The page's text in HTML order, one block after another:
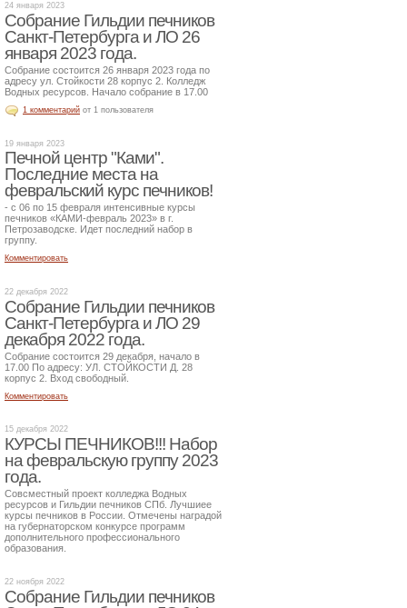
24 января 2023
Собрание Гильдии печников
Санкт-Петербурга и ЛО 26
января 2023 года.
Собрание состоится 26 января 2023 года по
адресу ул. Стойкости 28 корпус 2. Колледж
Водных ресурсов. Начало собрание в 17.00
1 комментарий от 1 пользователя
19 января 2023
Печной центр "Ками".
Последние места на
февральский курс печников!
- с 06 по 15 февраля интенсивные курсы
печников «КАМИ-февраль 2023» в г.
Петрозаводске. Идет последний набор в
группу.
Комментировать
22 декабря 2022
Собрание Гильдии печников
Санкт-Петербурга и ЛО 29
декабря 2022 года.
Собрание состоится 29 декабря, начало в
17.00 По адресу: УЛ. СТОЙКОСТИ Д. 28
корпус 2. Вход свободный.
Комментировать
15 декабря 2022
КУРСЫ ПЕЧНИКОВ!!! Набор
на февральскую группу 2023
года.
Совсместный проект колледжа Водных
ресурсов и Гильдии печников СПб. Лучшиее
курсы печников в России. Отмечены наградой
на губернаторском конкурсе программ
дополнительного профессионального
образования.
22 ноября 2022
Собрание Гильдии печников